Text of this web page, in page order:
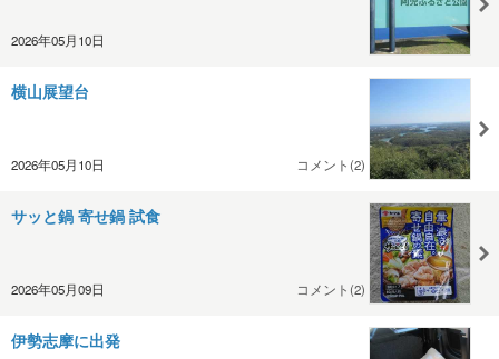
2026年05月10日
横山展望台
2026年05月10日 コメント(2)
サッと鍋 寄せ鍋 試食
2026年05月09日 コメント(2)
伊勢志摩に出発